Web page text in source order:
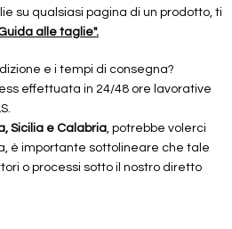
su qualsiasi pagina di un prodotto, ti
alle taglie".
e i tempi di consegna?
effettuata in 24/48 ore lavorative
Sicilia e Calabria, potrebbe volerci
è importante sottolineare che tale
o processi sotto il nostro diretto